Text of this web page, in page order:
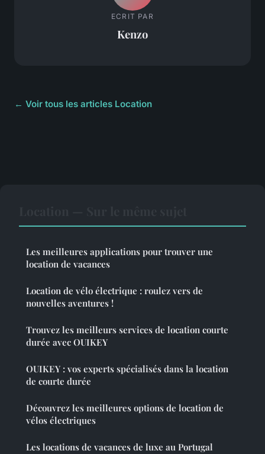
ECRIT PAR
Kenzo
← Voir tous les articles Location
Les meilleures applications pour trouver une
location de vacances
Location de vélo électrique : roulez vers de
nouvelles aventures !
Trouvez les meilleurs services de location courte
durée avec OUIKEY
OUIKEY : vos experts spécialisés dans la location
de courte durée
Découvrez les meilleures options de location de
vélos électriques
Les locations de vacances de luxe au Portugal